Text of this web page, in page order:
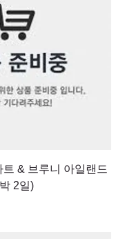
트 & 브루니 아일랜드
2일)